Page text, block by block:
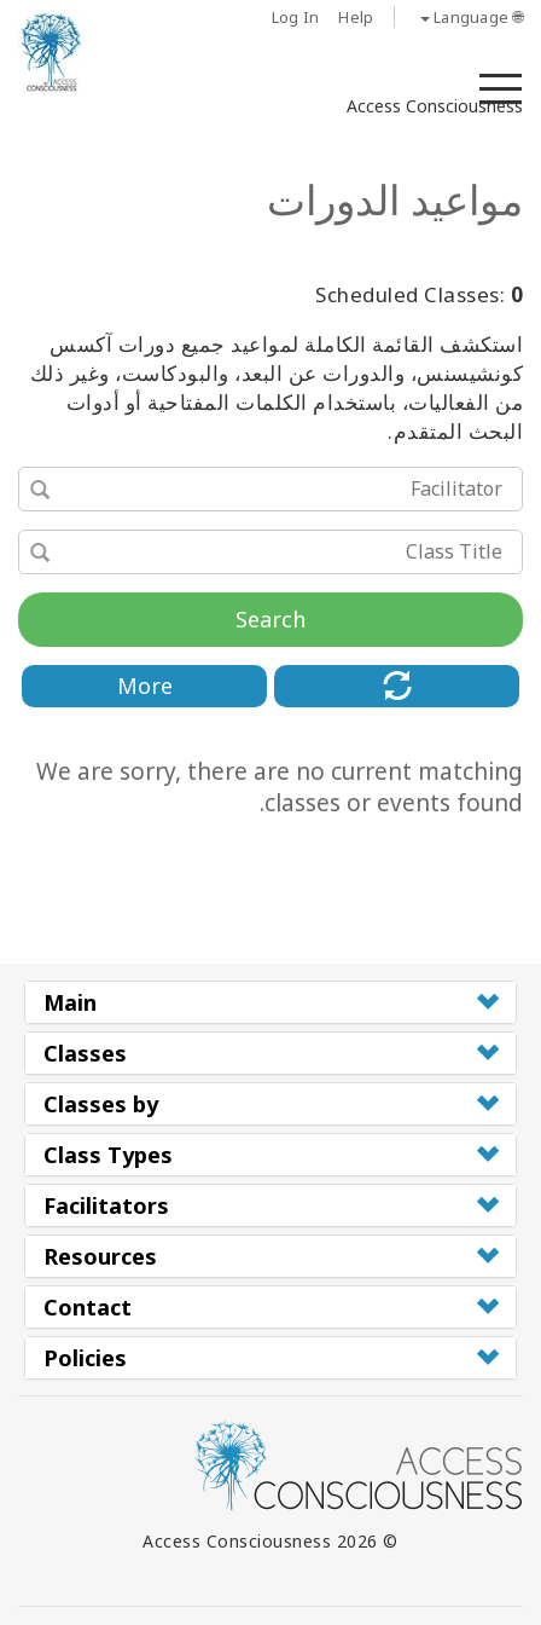
Log In Help 🌐 Language
Access Consciousness
مواعيد الدورات
Scheduled Classes: 0
استكشف القائمة الكاملة لمواعيد جميع دورات آكسس
كونشيسنس، والدورات عن البعد، والبودكاست، وغير ذلك
من الفعاليات، باستخدام الكلمات المفتاحية أو أدوات
البحث المتقدم.
Search
More
We are sorry, there are no current matching
classes or events found.
Main
Classes
Classes by
Class Types
Facilitators
Resources
Contact
Policies
© 2026 Access Consciousness